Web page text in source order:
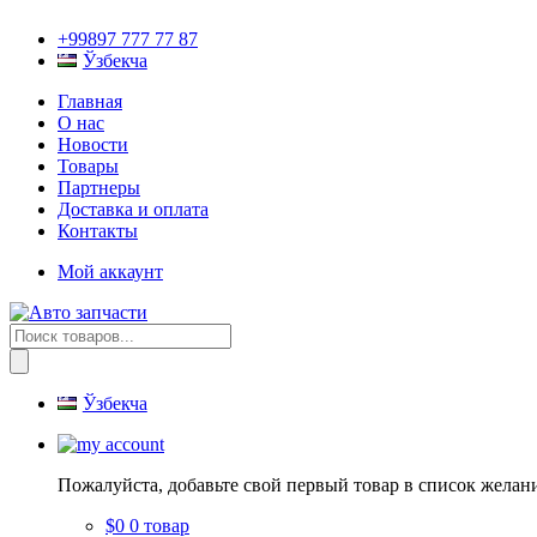
+99897 777 77 87
Ўзбекча
Главная
О нас
Новости
Товары
Партнеры
Доставка и оплата
Контакты
Мой аккаунт
Поиск
товаров
Ўзбекча
Пожалуйста, добавьте свой первый товар в список
$0 0 товар